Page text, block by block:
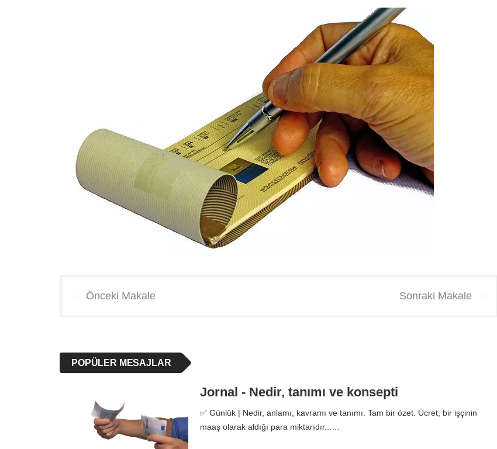
Önceki Makale Sonraki Makale
POPÜLER MESAJLAR
Jornal - Nedir, tanımı ve konsepti
✅ Günlük | Nedir, anlamı, kavramı ve tanımı. Tam bir özet. Ücret, bir işçinin
maaş olarak aldığı para miktarıdır...…